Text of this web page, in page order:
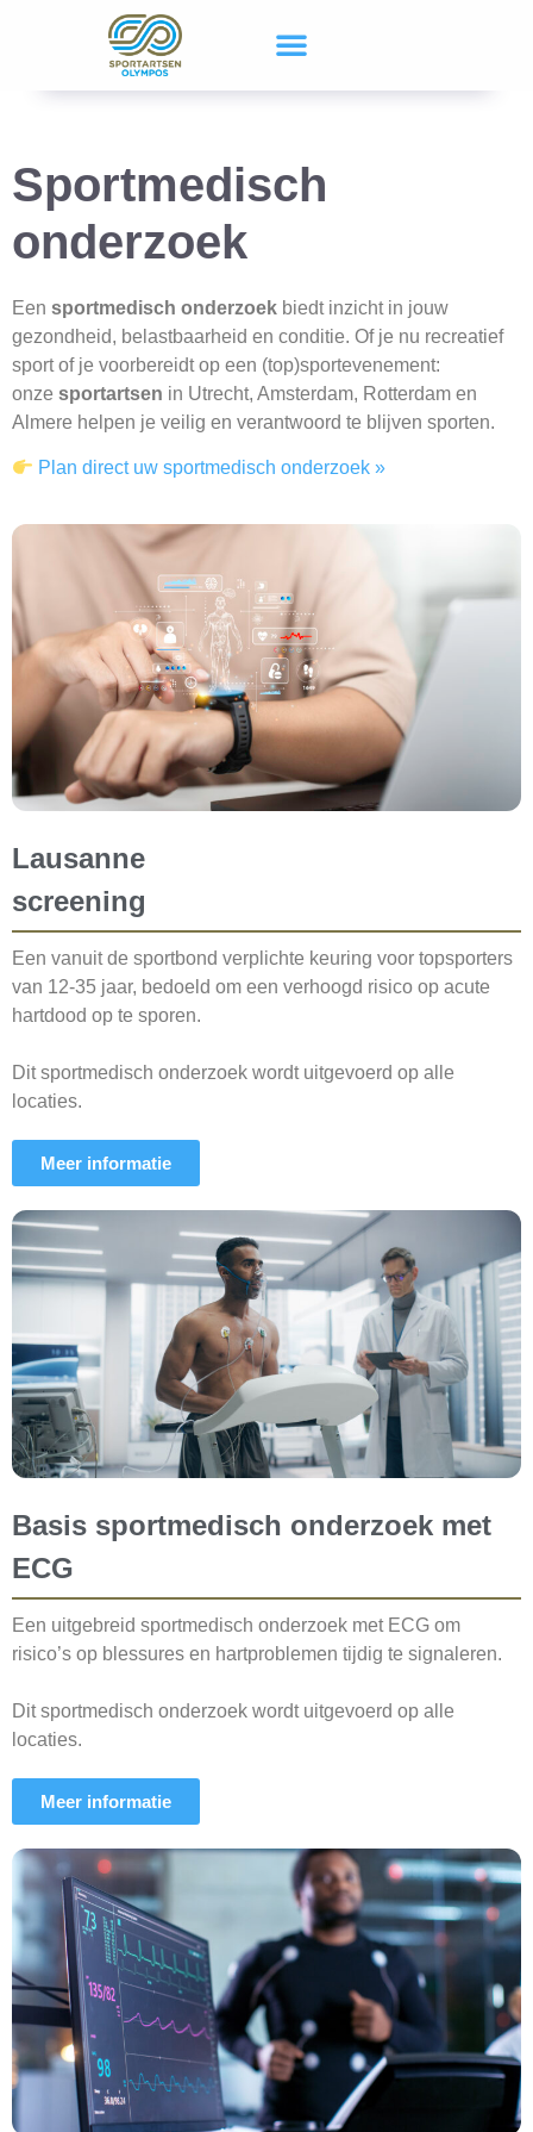
Sportmedisch
onderzoek
Een sportmedisch onderzoek biedt inzicht in jouw
gezondheid, belastbaarheid en conditie. Of je nu recreatief
sport of je voorbereidt op een (top)sportevenement:
onze sportartsen in Utrecht, Amsterdam, Rotterdam en
Almere helpen je veilig en verantwoord te blijven sporten.
Plan direct uw sportmedisch onderzoek »
Lausanne
screening
Een vanuit de sportbond verplichte keuring voor topsporters
van 12-35 jaar, bedoeld om een verhoogd risico op acute
hartdood op te sporen.
Dit sportmedisch onderzoek wordt uitgevoerd op alle
locaties.
Meer informatie
Basis sportmedisch onderzoek met
ECG
Een uitgebreid sportmedisch onderzoek met ECG om
risico’s op blessures en hartproblemen tijdig te signaleren.
Dit sportmedisch onderzoek wordt uitgevoerd op alle
locaties.
Meer informatie